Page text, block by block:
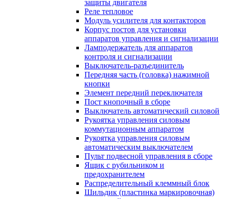
защиты двигателя
Реле тепловое
Модуль усилителя для контакторов
Корпус постов для установки
аппаратов управления и сигнализации
Ламподержатель для аппаратов
контроля и сигнализации
Выключатель-разъединитель
Передняя часть (головка) нажимной
кнопки
Элемент передний переключателя
Пост кнопочный в сборе
Выключатель автоматический силовой
Рукоятка управления силовым
коммутационным аппаратом
Рукоятка управления силовым
автоматическим выключателем
Пульт подвесной управления в сборе
Ящик с рубильником и
предохранителем
Распределительный клеммный блок
Шильдик (пластинка маркировочная)